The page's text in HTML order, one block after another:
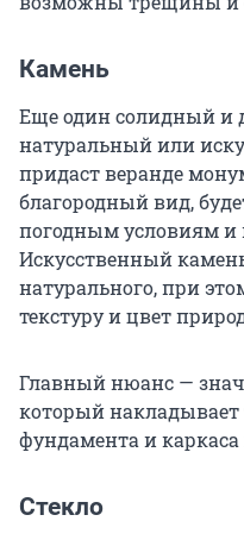
Камень
Еще один солидный и
натуральный или
придаст веранде
благородный вид,
погодным условиям и
Искусственный
натурального, при
текстуру и цвет
Главный нюанс —
который
фундамента и
Стекло